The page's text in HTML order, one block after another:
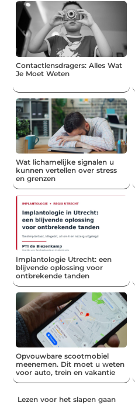
Contactlensdragers: Alles Wat
Je Moet Weten
Wat lichamelijke signalen u
kunnen vertellen over stress
en grenzen
Implantologie Utrecht: een
blijvende oplossing voor
ontbrekende tanden
Opvouwbare scootmobiel
meenemen. Dit moet u weten
voor auto, trein en vakantie
Lezen voor het slapen gaan